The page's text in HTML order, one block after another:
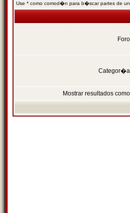
Use * como comod�n para b�scar partes de
Mostrar resultados